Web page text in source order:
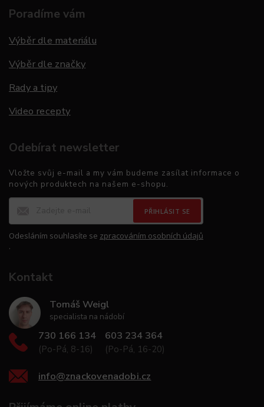
Poradíme vám
Výběr dle materiálu
Výběr dle značky
Rady a tipy
Video recepty
Odebírat newsletter
Vložte svůj e-mail a my vám budeme zasílat informace o
nových produktech na našem e-shopu.
PŘIHLÁSIT SE
Odesláním souhlasíte se zpracováním osobních údajů
.
Kontakt
Tomáš Weigl
specialista na nádobí
730 166 134
(Po-Pá, 8-16)
603 234 364
(Po-Pá, 16-20)
info@znackovenadobi.cz